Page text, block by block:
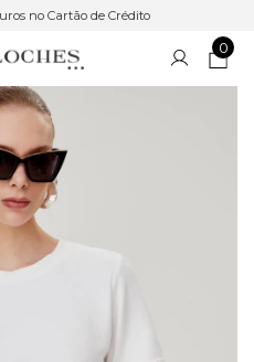
no Cartão de Crédito
0